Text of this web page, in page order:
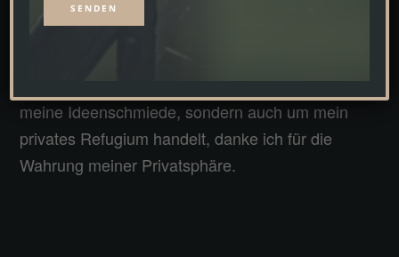
Bitte haben Sie Verständnis, dass ein Spontan-
sich bei dem Maison de la Turbine nicht nur um
meine Ideenschmiede, sondern auch um mein
privates Refugium handelt, danke ich für die
Wahrung meiner Privatsphäre.